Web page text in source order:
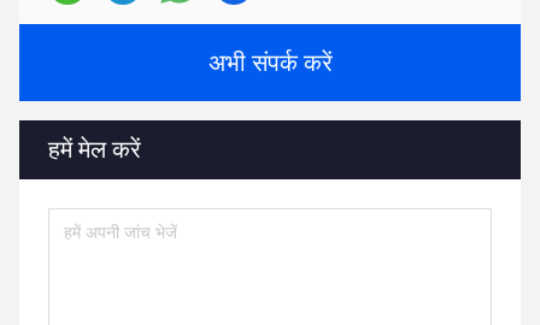
अभी संपर्क करें
हमें मेल करें